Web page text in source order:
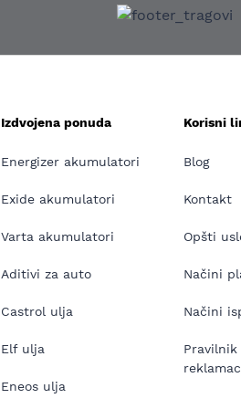
Izdvojena ponuda
Energizer akumulatori
Exide akumulatori
Varta akumulatori
Aditivi za auto
Castrol ulja
Elf ulja
Eneos ulja
Korisni
Blog
Kontakt
Opšti
Načini
Načini